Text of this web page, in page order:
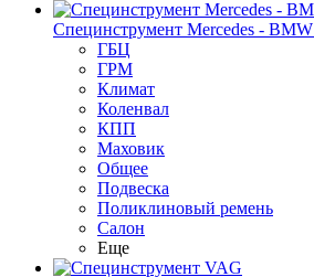
Специнструмент Mercedes - BMW
ГБЦ
ГРМ
Климат
Коленвал
КПП
Маховик
Общее
Подвеска
Поликлиновый ремень
Салон
Еще